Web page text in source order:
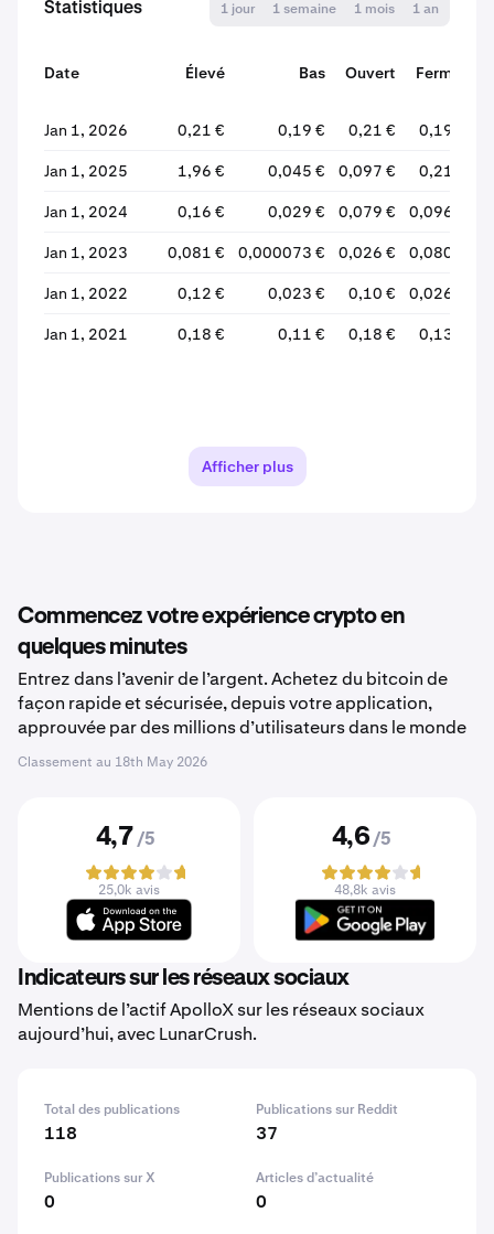
Statistiques 1 jour 1 semaine 1 mois 1 an
Date Élevé Bas Ouvert Fermer
Jan 1, 2026 0,21 € 0,19 € 0,21 € 0,19 €
Jan 1, 2025 1,96 € 0,045 € 0,097 € 0,21 €
Jan 1, 2024 0,16 € 0,029 € 0,079 € 0,096 €
Jan 1, 2023 0,081 € 0,000073 € 0,026 € 0,080 €
Jan 1, 2022 0,12 € 0,023 € 0,10 € 0,026 €
Jan 1, 2021 0,18 € 0,11 € 0,18 € 0,13 €
Afficher plus
Commencez votre expérience crypto en
quelques minutes
Entrez dans l’avenir de l’argent. Achetez du bitcoin de
façon rapide et sécurisée, depuis votre application,
approuvée par des millions d’utilisateurs dans le monde
Classement au 18th May 2026
4,7 /5
25,0k avis
4,6 /5
48,8k avis
Indicateurs sur les réseaux sociaux
Mentions de l’actif ApolloX sur les réseaux sociaux
aujourd’hui, avec LunarCrush.
Total des publications
118
Publications sur Reddit
37
Publications sur X
0
Articles d’actualité
0